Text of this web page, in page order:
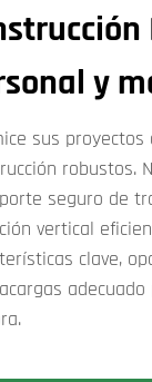
y
sus
robustos.
seguro de
vertical
clave,